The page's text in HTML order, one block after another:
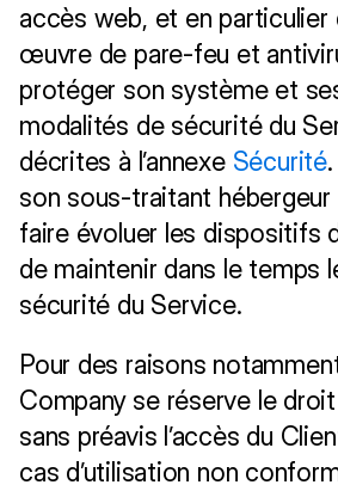
accès web, et en particulier
œuvre de pare-feu et
protéger son système et
modalités de sécurité du
décrites à l’annexe Sécurité
son sous-traitant
faire évoluer les dispositifs
de maintenir dans le temps
sécurité du Service.
Pour des raisons
Company se réserve le
sans préavis l’accès du
cas d’utilisation non